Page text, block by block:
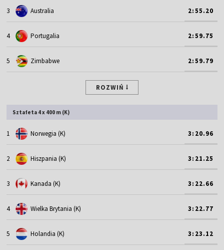
3 Australia 2:55.20
4 Portugalia 2:59.75
5 Zimbabwe 2:59.79
ROZWIŃ
Sztafeta 4 x 400 m (K)
1 Norwegia (K) 3:20.96
2 Hiszpania (K) 3:21.25
3 Kanada (K) 3:22.66
4 Wielka Brytania (K) 3:22.77
5 Holandia (K) 3:23.12